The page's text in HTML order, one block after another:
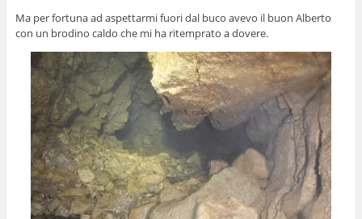
Ma per fortuna ad aspettarmi fuori dal buco avevo il buon Alberto
con un brodino caldo che mi ha ritemprato a dovere.